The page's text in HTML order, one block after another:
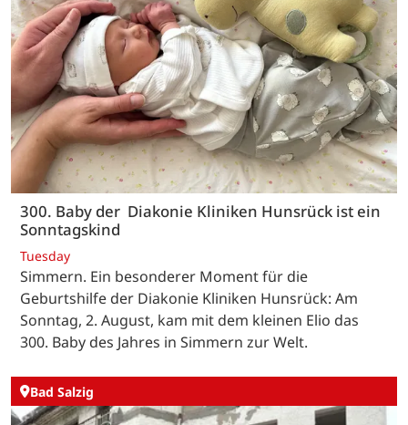
300. Baby der Diakonie Kliniken Hunsrück ist ein
Sonntagskind
Tuesday
Simmern. Ein besonderer Moment für die
Geburtshilfe der Diakonie Kliniken Hunsrück: Am
Sonntag, 2. August, kam mit dem kleinen Elio das
300. Baby des Jahres in Simmern zur Welt.
Bad Salzig